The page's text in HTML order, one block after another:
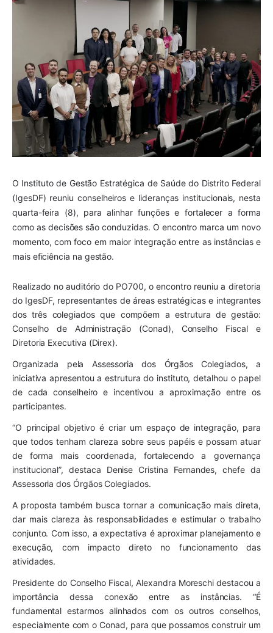
O Instituto de Gestão Estratégica de Saúde do Distrito Federal
(IgesDF) reuniu conselheiros e lideranças institucionais, nesta
quarta-feira (8), para alinhar funções e fortalecer a forma
como as decisões são conduzidas. O encontro marca um novo
momento, com foco em maior integração entre as instâncias e
mais eficiência na gestão.
Realizado no auditório do PO700, o encontro reuniu a diretoria
do IgesDF, representantes de áreas estratégicas e integrantes
dos três colegiados que compõem a estrutura de gestão:
Conselho de Administração (Conad), Conselho Fiscal e
Diretoria Executiva (Direx).
Organizada pela Assessoria dos Órgãos Colegiados, a
iniciativa apresentou a estrutura do instituto, detalhou o papel
de cada conselheiro e incentivou a aproximação entre os
participantes.
“O principal objetivo é criar um espaço de integração, para
que todos tenham clareza sobre seus papéis e possam atuar
de forma mais coordenada, fortalecendo a governança
institucional”, destaca Denise Cristina Fernandes, chefe da
Assessoria dos Órgãos Colegiados.
A proposta também busca tornar a comunicação mais direta,
dar mais clareza às responsabilidades e estimular o trabalho
conjunto. Com isso, a expectativa é aproximar planejamento e
execução, com impacto direto no funcionamento das
atividades.
Presidente do Conselho Fiscal, Alexandra Moreschi destacou a
importância dessa conexão entre as instâncias. “É
fundamental estarmos alinhados com os outros conselhos,
especialmente com o Conad, para que possamos construir um